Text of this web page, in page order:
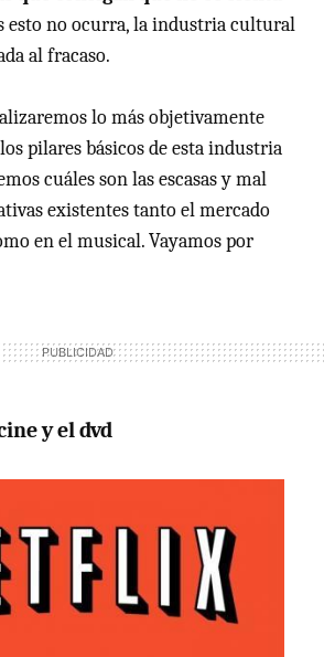
esto no ocurra, la industria cultural
al fracaso.
lo más objetivamente
pilares básicos de esta industria
cuáles son las escasas y mal
existentes tanto el mercado
en el musical. Vayamos por
y el dvd